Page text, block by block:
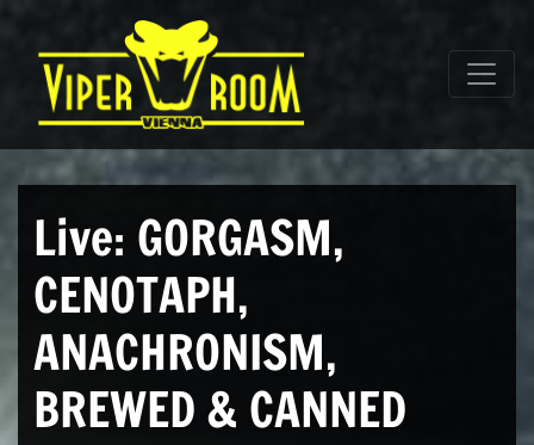
Hauptnavigation
Live: GORGASM,
CENOTAPH,
ANACHRONISM,
BREWED & CANNED